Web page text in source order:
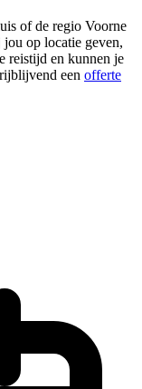
of de regio Voorne
op locatie geven,
reistijd en kunnen je
een offerte